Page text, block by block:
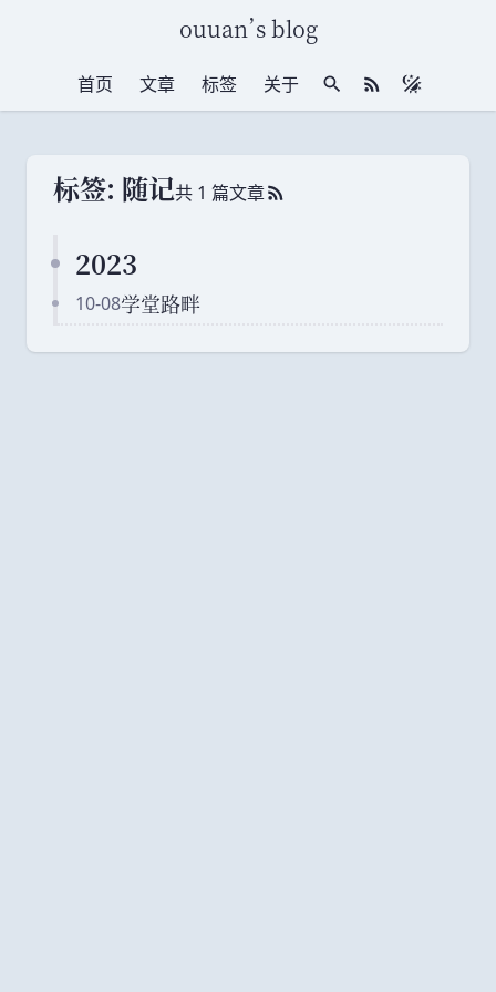
ouuan’s blog
首页 文章 标签 关于 站内搜索RSS 订阅
标签: 随记共 1 篇文章RSS 订阅
2023
10-08学堂路畔